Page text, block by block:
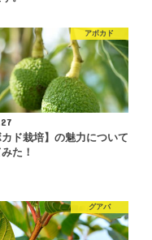
アボカド
カド栽培】の魅力について
た！
グアバ